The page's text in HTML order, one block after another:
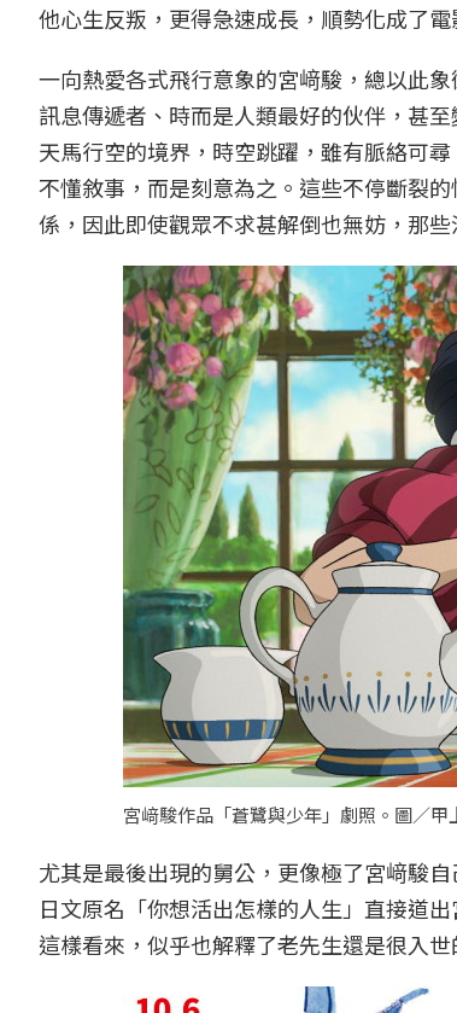
他心生反叛，更得急速成長，順勢化成了
一向熱愛各式飛行意象的宮﨑駿，總以此
訊息傳遞者、時而是人類最好的伙伴，甚
天馬行空的境界，時空跳躍，雖有脈絡可
不懂敘事，而是刻意為之。這些不停斷裂
係，因此即使觀眾不求甚解倒也無妨，那
宮﨑駿作品「蒼鷺與少年」劇照。圖／甲
尤其是最後出現的舅公，更像極了宮﨑駿
日文原名「你想活出怎樣的人生」直接道
這樣看來，似乎也解釋了老先生還是很入